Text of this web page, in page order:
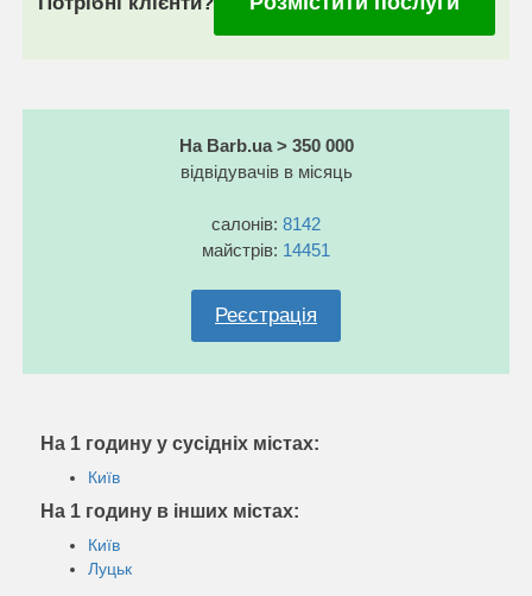
На Barb.ua > 350 000
відвідувачів в місяць
салонів: 8142
майстрів: 14451
Реєстрація
На 1 годину у сусідніх містах:
Київ
На 1 годину в інших містах:
Київ
Луцьк